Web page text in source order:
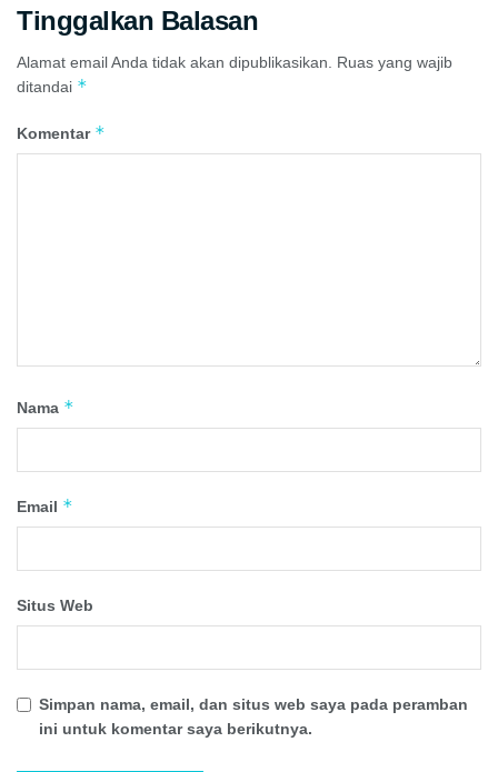
Tinggalkan Balasan
Alamat email Anda tidak akan dipublikasikan.
Ruas yang wajib
ditandai *
Komentar *
Nama *
Email *
Situs Web
Simpan nama, email, dan situs web saya pada peramban
ini untuk komentar saya berikutnya.